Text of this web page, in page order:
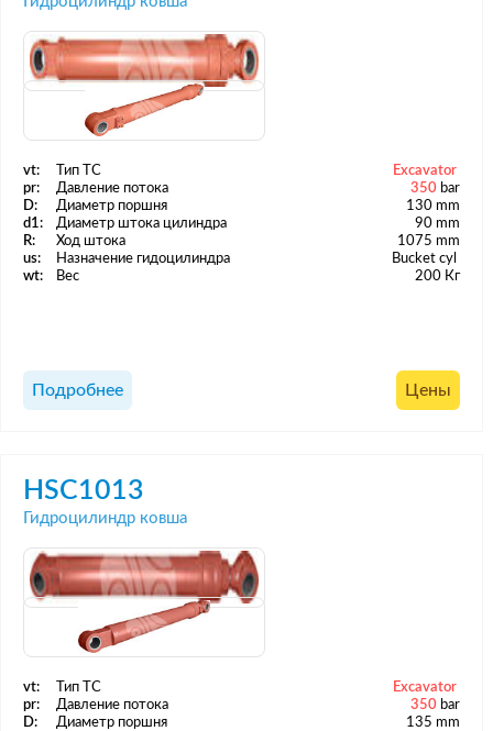
vt: Тип ТС
Excavator
pr:
Давление потока 350 bar
D:
Диаметр поршня
130 mm
d1:
Диаметр штока цилиндра
90 mm
R:
Ход штока
1075 mm
us:
Назначение гидоцилиндра
Bucket cyl
wt:
Вес 200 Кг
Подробнее Цены
HSC1013
Гидроцилиндр ковша
vt: Тип ТС
Excavator
pr:
Давление потока 350 bar
D:
Диаметр поршня
135 mm